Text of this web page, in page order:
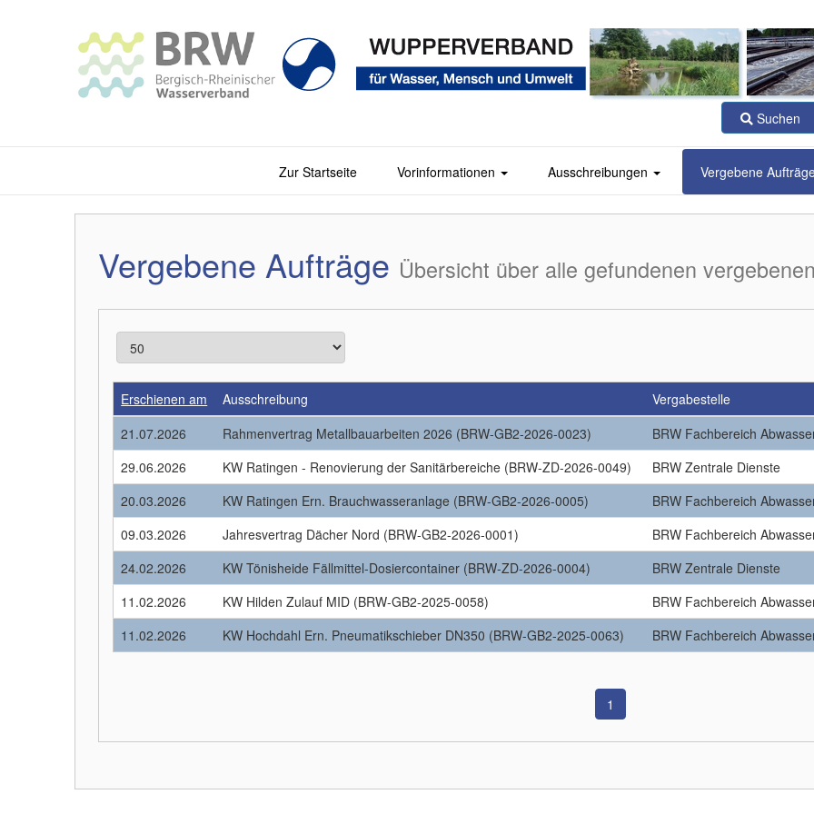
Suchen
Zur Startseite Vorinformationen Ausschreibungen Vergebene
Vergebene Aufträge Übersicht über alle gefundenen
Erschienen am Ausschreibung Vergabestelle
21.07.2026
Rahmenvertrag Metallbauarbeiten 2026 (BRW-GB2-2026-0023) BRW Fachbereich
29.06.2026
KW Ratingen - Renovierung der Sanitärbereiche (BRW-ZD-2026-0049) BRW Zentrale Dienste
20.03.2026
KW Ratingen Ern. Brauchwasseranlage (BRW-GB2-2026-0005) BRW Fachbereich
09.03.2026
Jahresvertrag Dächer Nord (BRW-GB2-2026-0001) BRW Fachbereich
24.02.2026
KW Tönisheide Fällmittel-Dosiercontainer (BRW-ZD-2026-0004) BRW Zentrale Dienste
11.02.2026
KW Hilden Zulauf MID (BRW-GB2-2025-0058) BRW Fachbereich
11.02.2026
KW Hochdahl Ern. Pneumatikschieber DN350 (BRW-GB2-2025-0063) BRW Fachbereich
1